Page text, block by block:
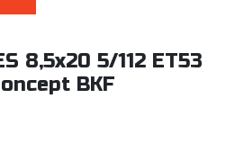
8,5x20 5/112 ET53
BKF